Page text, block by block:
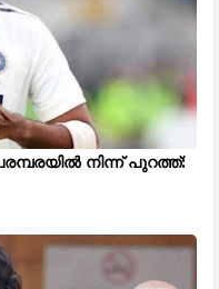
നിന്ന് പുറത്ത്: